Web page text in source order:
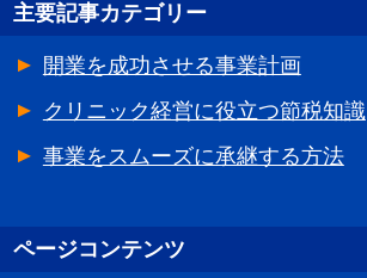
主要記事カテゴリー
開業を成功させる事業計画
クリニック経営に役立つ節税知識
事業をスムーズに承継する方法
ページコンテンツ